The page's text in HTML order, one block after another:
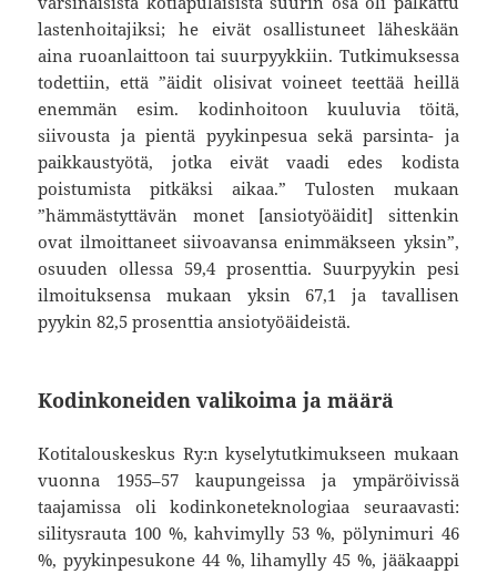
lastenhoitajiksi; he eivät osallistuneet läheskään
aina ruoanlaittoon tai suurpyykkiin. Tutkimuksessa
todettiin, että ”äidit olisivat voineet teettää heillä
enemmän esim. kodinhoitoon kuuluvia töitä,
siivousta ja pientä pyykinpesua sekä parsinta- ja
paikkaustyötä, jotka eivät vaadi edes kodista
poistumista pitkäksi aikaa.” Tulosten mukaan
”hämmästyttävän monet [ansiotyöäidit] sittenkin
ovat ilmoittaneet siivoavansa enimmäkseen yksin”,
osuuden ollessa 59,4 prosenttia. Suurpyykin pesi
ilmoituksensa mukaan yksin 67,1 ja tavallisen
pyykin 82,5 prosenttia ansiotyöäideistä.
Kodinkoneiden valikoima ja määrä
Kotitalouskeskus Ry:n kyselytutkimukseen mukaan
vuonna 1955–57 kaupungeissa ja ympäröivissä
taajamissa oli kodinkoneteknologiaa seuraavasti:
silitysrauta 100 %, kahvimylly 53 %, pölynimuri 46
%, pyykinpesukone 44 %, lihamylly 45 %, jääkaappi